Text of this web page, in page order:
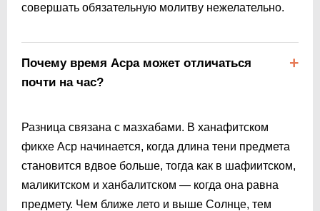
совершать обязательную молитву нежелательно.
Почему время Асра может отличаться
почти на час?
Разница связана с мазхабами. В ханафитском
фикхе Аср начинается, когда длина тени предмета
становится вдвое больше, тогда как в шафиитском,
маликитском и ханбалитском — когда она равна
предмету. Чем ближе лето и выше Солнце, тем